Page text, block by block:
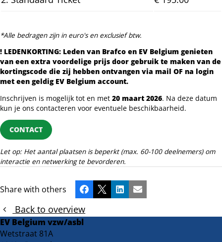
*Alle bedragen zijn in euro's en exclusief btw.
! LEDENKORTING: Leden van Brafco en EV Belgium genieten
van een extra voordelige prijs door gebruik te maken van de
kortingscode die zij hebben ontvangen via mail OF na login
met een geldig EV Belgium account.
Inschrijven is mogelijk tot en met 20 maart 2026. Na deze datum
kun je ons contacteren voor eventuele beschikbaarheid.
CONTACT
Let op: Het aantal plaatsen is beperkt (max. 60-100 deelnemers) om
interactie en netwerking te bevorderen.
Share with others Facebook
X LinkedInEmail
Back to overview
EV Belgium vzw/asbl
Wetstraat 81A